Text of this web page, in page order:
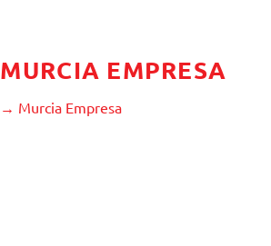
MURCIA EMPRESA
→ Murcia Empresa